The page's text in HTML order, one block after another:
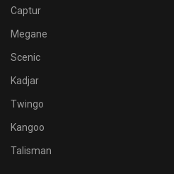
Captur
Megane
Scenic
Kadjar
Twingo
Kangoo
Talisman